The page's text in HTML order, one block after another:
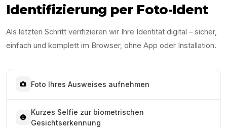
Identifizierung per Foto-Ident
Als letzten Schritt verifizieren wir Ihre Identität digital – sicher,
einfach und komplett im Browser, ohne App oder Installation.
Foto Ihres Ausweises aufnehmen
Kurzes Selfie zur biometrischen
Gesichtserkennung